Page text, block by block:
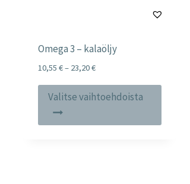
Omega 3 – kalaöljy
10,55 €– 23,20€Price
10,55 €
Valitse vaihtoehdoista
on